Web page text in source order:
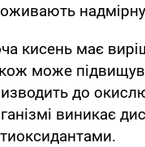
надмірну
кисень має
може
до
виникає